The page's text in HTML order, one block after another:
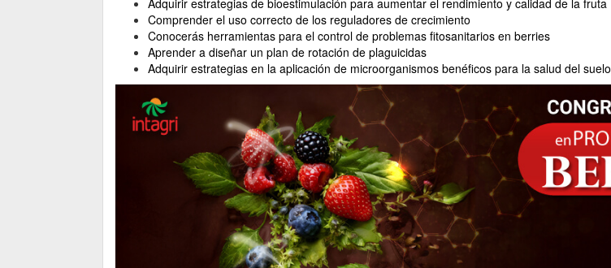
Adquirir estrategias de bioestimulación para aumentar el rendimiento y calidad de la fruta
Comprender el uso correcto de los reguladores de crecimiento
Conocerás herramientas para el control de problemas fitosanitarios en berries
Aprender a diseñar un plan de rotación de plaguicidas
Adquirir estrategias en la aplicación de microorganismos benéficos para la salud del suelo